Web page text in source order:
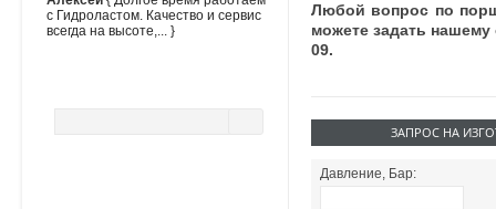
Любой вопрос по
можете задать нашему
09.
ЗАПРОС НА
Давление, Бар:
с Гидроластом. Качество и сервис
всегда на высоте,... }